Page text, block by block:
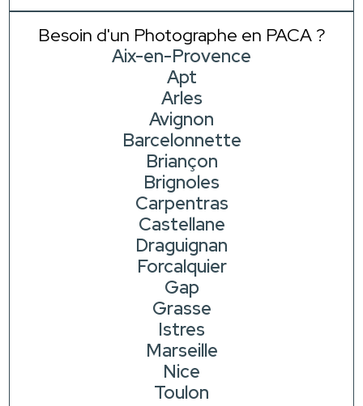
Besoin d'un Photographe en PACA ?
Aix-en-Provence
Apt
Arles
Avignon
Barcelonnette
Briançon
Brignoles
Carpentras
Castellane
Draguignan
Forcalquier
Gap
Grasse
Istres
Marseille
Nice
Toulon